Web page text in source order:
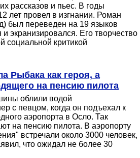
рассказов и пьес. В годы
лет провел в изгнании. Роман
был переведен на 19 языков
экранизировался. Его творчество
социальной критикой
Рыбака как героя, а
на пенсию пилота
облили водой
с певцом, когда он подъехал к
аэропорта в Осло. Так
на пенсию пилота. В аэропорту
встречали около 3000 человек,
что ожидал не более 30